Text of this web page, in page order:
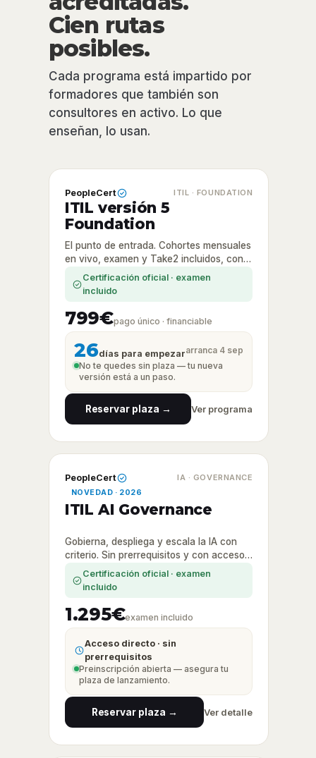
Cien rutas
posibles.
Cada programa está impartido por
formadores que también son
consultores en activo. Lo que
enseñan, lo usan.
PeopleCert ITIL · FOUNDATION
ITIL versión 5
Foundation
El punto de entrada. Cohortes mensuales
en vivo, examen y Take2 incluidos, con
la Garantía Método pymIT.
Certificación oficial · examen
incluido
799€pago único · financiable
26días para empezararranca 4 sep
No te quedes sin plaza — tu nueva
versión está a un paso.
Reservar plaza → Ver programa
PeopleCert IA · GOVERNANCE
NOVEDAD · 2026
ITIL AI Governance
Gobierna, despliega y escala la IA con
criterio. Sin prerrequisitos y con acceso
directo a la certificación.
Certificación oficial · examen
incluido
1.295€examen incluido
Acceso directo · sin
prerrequisitos
Preinscripción abierta — asegura tu
plaza de lanzamiento.
Reservar plaza → Ver detalle